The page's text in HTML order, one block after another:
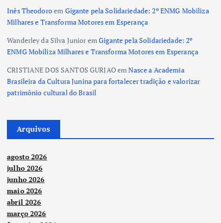
Inês Theodoroem Gigante pela Solidariedade: 2º ENMG Mobiliza
Milhares e Transforma Motores em Esperança
Wanderley da Silva JunioremGigante pela Solidariedade: 2º
ENMG Mobiliza Milhares e Transforma Motores em Esperança
CRISTIANE DOS SANTOS GURJAOemNasce a Academia
Brasileira da Cultura Junina para fortalecer tradição e valorizar
patrimônio cultural do Brasil
Arquivos
agosto 2026
julho 2026
junho 2026
maio 2026
abril 2026
março 2026